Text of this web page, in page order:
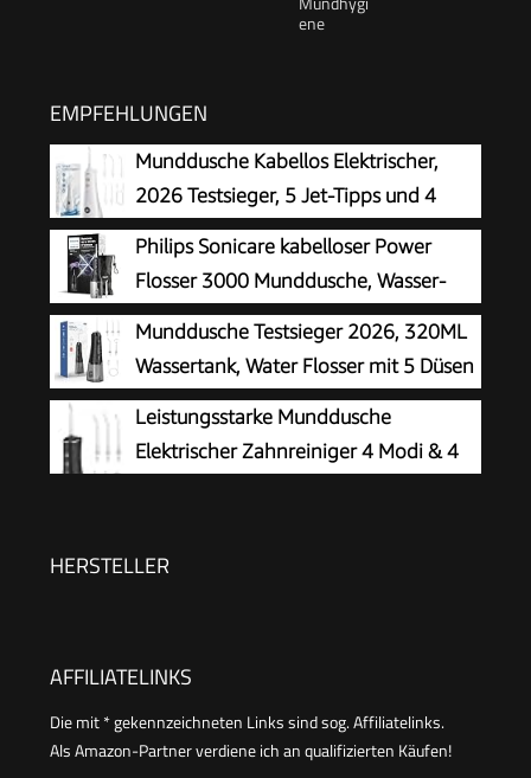
EMPFEHLUNGEN
Munddusche Kabellos Elektrischer,
2026 Testsieger, 5 Jet-Tipps und 4
Modi, Smart-Display, Zahnpflege und
Zahnreinigung Zwischenräume, Mundpflege,
Großer Tank, IPX7 Wasserdicht, für Hause und
Reisen
Philips Sonicare kabelloser Power
Flosser 3000 Munddusche, Wasser-
Flosser für Zähne, Zahnfleisch und
Zahnpflege, in schwarz (Modell HX3826/33)
Munddusche Testsieger 2026, 320ML
Wassertank, Water Flosser mit 5 Düsen
und 4 Modi, IPX7 Wasserdicht,USB-C-
Ladung, Oral Irrigator für Oral Health
Enthusiasten Tägliche und Reisen(Schwarz)
Leistungsstarke Munddusche
Elektrischer Zahnreiniger 4 Modi & 4
HERSTELLER
AFFILIATELINKS
Die mit * gekennzeichneten Links sind sog. Affiliatelinks.
Als Amazon-Partner verdiene ich an qualifizierten Käufen!